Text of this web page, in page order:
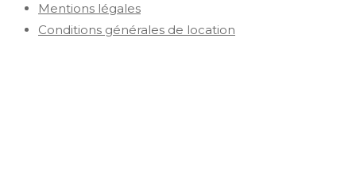
Mentions légales
Conditions générales de location